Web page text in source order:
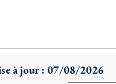
à jour : 07/08/2026